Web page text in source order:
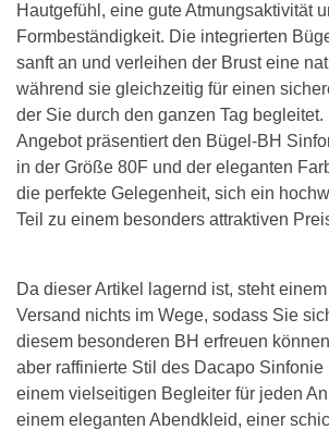
Hautgefühl, eine gute Atmungsaktivität
Formbeständigkeit. Die integrierten
sanft an und verleihen der Brust eine
während sie gleichzeitig für einen
der Sie durch den ganzen Tag
Angebot präsentiert den Bügel-BH
in der Größe 80F und der eleganten
die perfekte Gelegenheit, sich ein
Teil zu einem besonders attraktiven
Da dieser Artikel lagernd ist, steht
Versand nichts im Wege, sodass Sie
diesem besonderen BH erfreuen
aber raffinierte Stil des Dacapo Sinfonie
einem vielseitigen Begleiter für jeden
einem eleganten Abendkleid, einer